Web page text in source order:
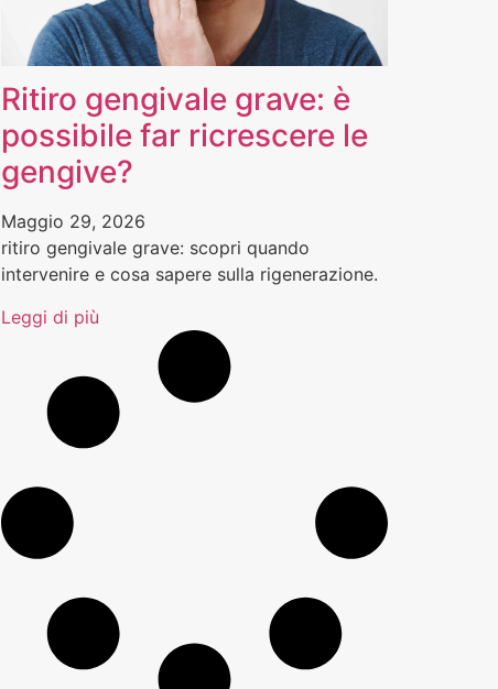
Ritiro gengivale grave: è
possibile far ricrescere le
gengive?
Maggio 29, 2026
ritiro gengivale grave: scopri quando
intervenire e cosa sapere sulla rigenerazione.
Leggi di più